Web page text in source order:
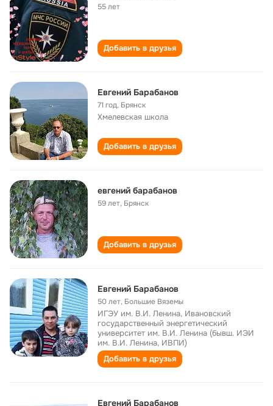
55 лет
Добавить в друзья
Евгений Барабанов
71 год, Брянск
Хмелевская школа
Добавить в друзья
евгений барабанов
59 лет, Брянск
Добавить в друзья
Евгений Барабанов
50 лет, Большие Вяземы
ИГЭУ им. В.И. Ленина, Ивановский
государственный энергетический
университет им. В.И. Ленина (бывш. ИЭИ
им. В.И. Ленина, ИВПИ)
Добавить в друзья
Евгений Барабанов